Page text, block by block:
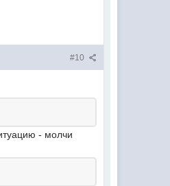
#10
- молчи